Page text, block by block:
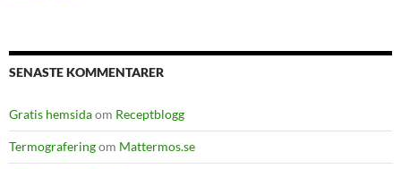
SENASTE KOMMENTARER
Gratis hemsidaom Receptblogg
Termograferingom Mattermos.se